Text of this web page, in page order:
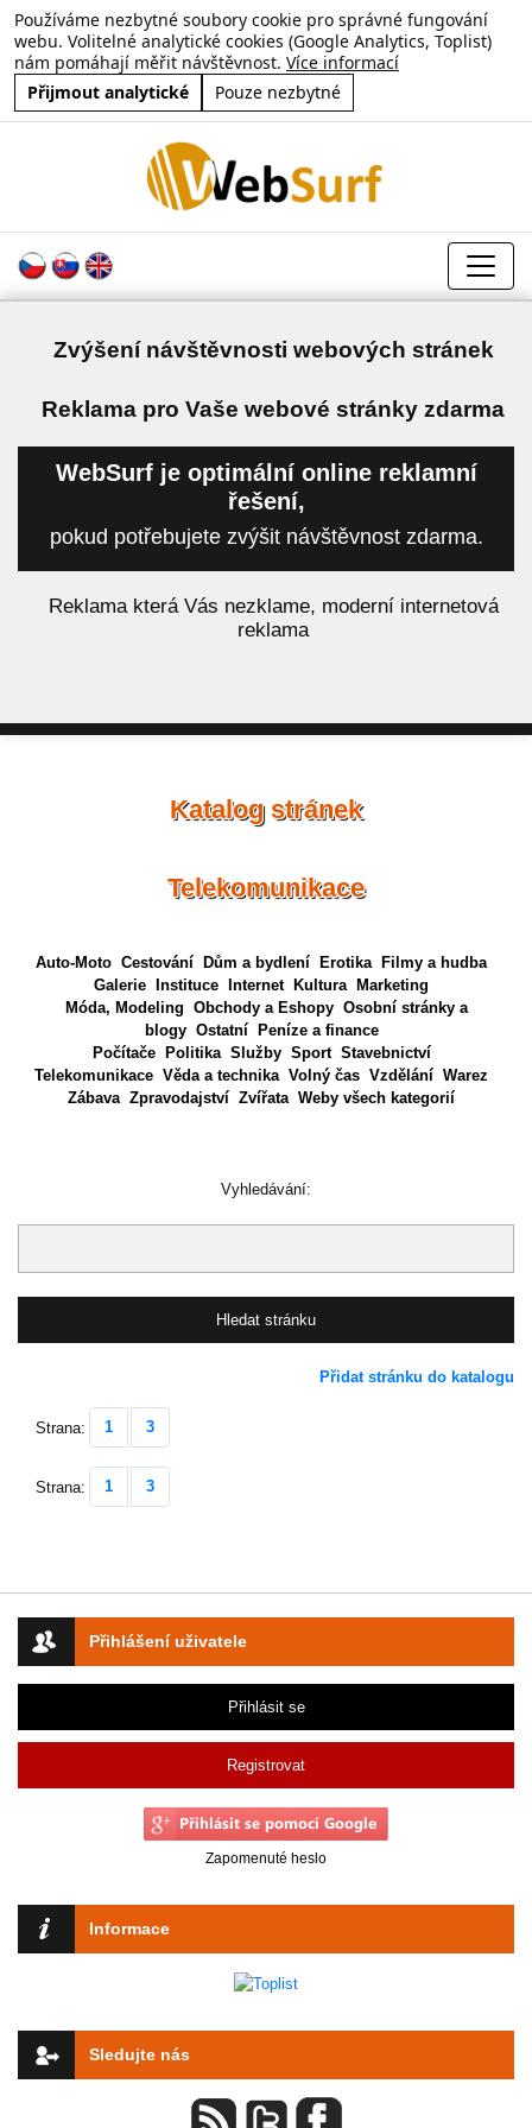
Používáme nezbytné soubory cookie pro správné fungování
webu. Volitelné analytické cookies (Google Analytics, Toplist)
nám pomáhají měřit návštěvnost. Více informací
Přijmout analytické
Pouze nezbytné
Zvýšení návštěvnosti webových stránek
Reklama pro Vaše webové stránky zdarma
WebSurf je optimální online reklamní
řešení,
pokud potřebujete zvýšit návštěvnost zdarma.
Reklama která Vás nezklame, moderní internetová
reklama
Přihlášení uživatele
Přihlásit se
Registrovat
Zapomenuté heslo
Informace
Sledujte nás
Katalog stránek
Telekomunikace
Auto-Moto Cestování Dům a bydlení Erotika
Filmy a hudba
Galerie
Instituce Internet Kultura
Marketing
Móda, Modeling Obchody a Eshopy Osobní stránky a
blogy Ostatní
Peníze a finance
Počítače
Politika Služby Sport Stavebnictví
Telekomunikace Věda a technika Volný čas Vzdělání Warez
Zábava Zpravodajství Zvířata Weby všech kategorií
Vyhledávání:
Přidat stránku do katalogu
Strana: 1 3
Strana: 1 3